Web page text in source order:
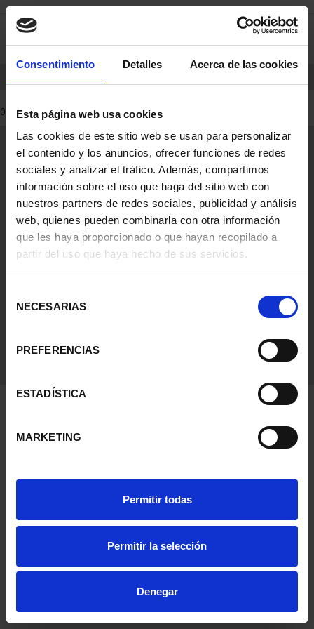
Consentimiento Detalles Acerca de las cookies
Esta página web usa cookies
Las cookies de este sitio web se usan para personalizar
el contenido y los anuncios, ofrecer funciones de redes
sociales y analizar el tráfico. Además, compartimos
información sobre el uso que haga del sitio web con
nuestros partners de redes sociales, publicidad y análisis
web, quienes pueden combinarla con otra información
que les haya proporcionado o que hayan recopilado a
partir del uso que haya hecho de sus servicios.
NECESARIAS
PREFERENCIAS
ESTADÍSTICA
MARKETING
Permitir todas
Permitir la selección
Denegar
saltar
contenido
Saltar
men
0
0 Productos encontrados
Información General
Contacto
Preguntas Frequentes (FAQs)
Aviso Legal
Condiciones Legales